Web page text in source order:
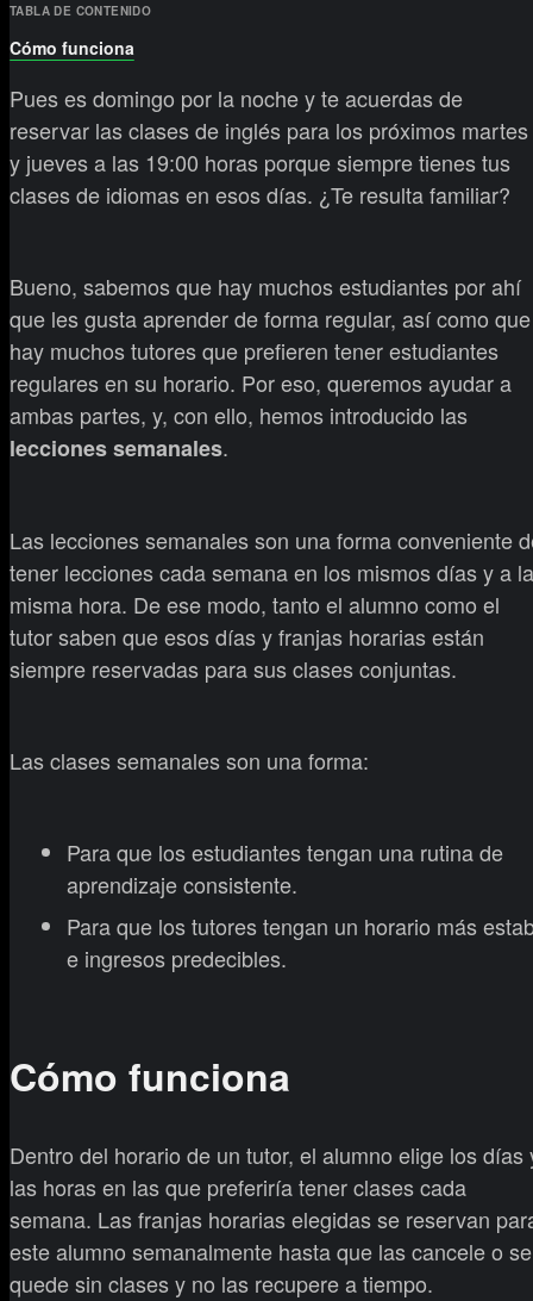
TABLA DE CONTENIDO
Cómo funciona
Pues es domingo por la noche y te acuerdas de
reservar las clases de inglés para los próximos martes
y jueves a las 19:00 horas porque siempre tienes tus
clases de idiomas en esos días. ¿Te resulta familiar?
Bueno, sabemos que hay muchos estudiantes por ahí
que les gusta aprender de forma regular, así como que
hay muchos tutores que prefieren tener estudiantes
regulares en su horario. Por eso, queremos ayudar a
ambas partes, y, con ello, hemos introducido las
lecciones semanales.
Las lecciones semanales son una forma conveniente
tener lecciones cada semana en los mismos días y a la
misma hora. De ese modo, tanto el alumno como el
tutor saben que esos días y franjas horarias están
siempre reservadas para sus clases conjuntas.
Las clases semanales son una forma:
Para que los estudiantes tengan una rutina de
aprendizaje consistente.
Para que los tutores tengan un horario más
e ingresos predecibles.
Cómo funciona
Dentro del horario de un tutor, el alumno elige los días
las horas en las que preferiría tener clases cada
semana. Las franjas horarias elegidas se reservan
este alumno semanalmente hasta que las cancele o se
quede sin clases y no las recupere a tiempo.